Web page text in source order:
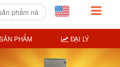
PHẨM ĐẠI LÝ